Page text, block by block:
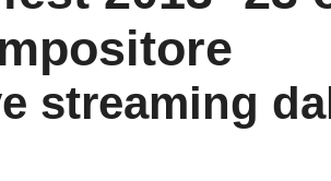
streaming